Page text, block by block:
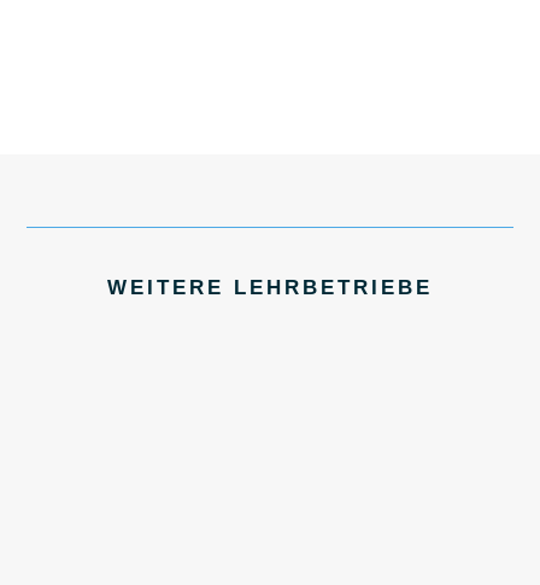
WEITERE LEHRBETRIEBE